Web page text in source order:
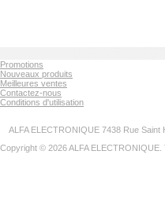
Promotions
Nouveaux produits
Meilleures ventes
Contactez-nous
Conditions d'utilisation
ALFA ELECTRONIQUE 7438 Rue
Copyright © 2026 ALFA ELECTRONIQUE.